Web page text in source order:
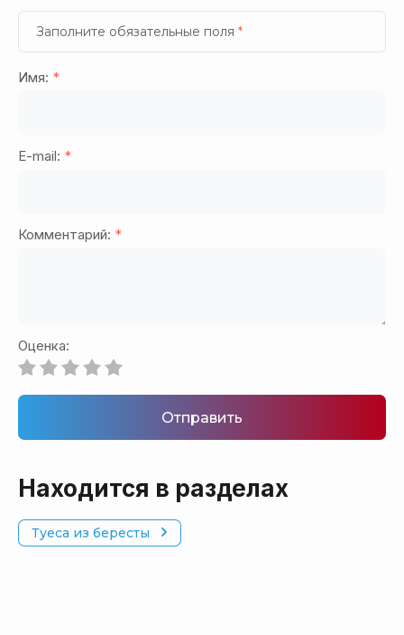
Заполните обязательные поля *
Имя: *
E-mail: *
Комментарий: *
Оценка:
Отправить
Находится в разделах
Туеса из бересты